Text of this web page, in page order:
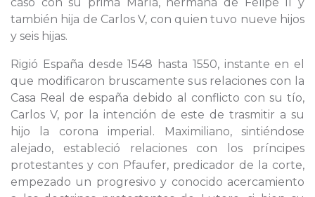
también hija de Carlos V, con quien tuvo nueve hijos
y seis hijas.
Rigió España desde 1548 hasta 1550, instante en el
que modificaron bruscamente sus relaciones con la
Casa Real de españa debido al conflicto con su tío,
Carlos V, por la intención de este de trasmitir a su
hijo la corona imperial. Maximiliano, sintiéndose
alejado, estableció relaciones con los príncipes
protestantes y con Pfaufer, predicador de la corte,
empezado un progresivo y conocido acercamiento